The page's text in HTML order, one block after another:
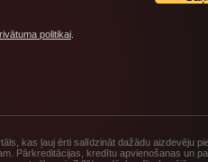
politikai.
kas ļauj ērti salīdzināt dažādu
Pārkreditācijas, kredītu apvienošanas un